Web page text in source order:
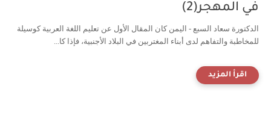
في المهجر(2)
الدكتورة سعاد السبع - اليمن كان المقال الأول عن تعليم اللغة العربية كوسيلة
للمخاطبة والتفاهم لدى أبناء المغتربين في البلاد الأجنبية، فإذا كا...